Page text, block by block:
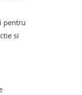
pentru
si